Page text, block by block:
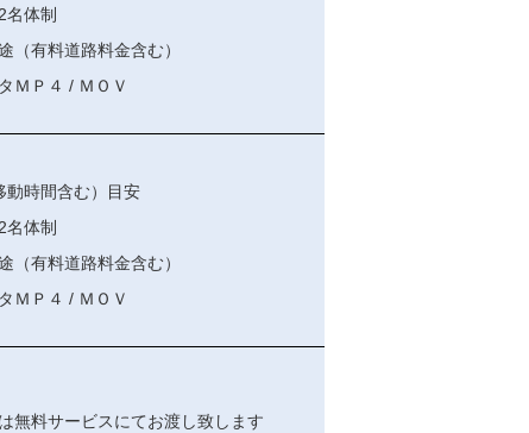
名体制
（有料道路料金含む）
ＭＰ４ / ＭＯＶ
動時間含む）目安
名体制
（有料道路料金含む）
ＭＰ４ / ＭＯＶ
無料サービスにてお渡し致します